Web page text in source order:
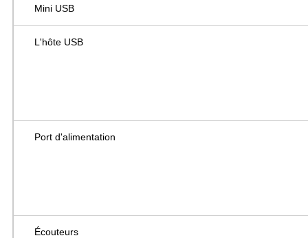
Mini USB
L'hôte USB
Port d'alimentation
Écouteurs